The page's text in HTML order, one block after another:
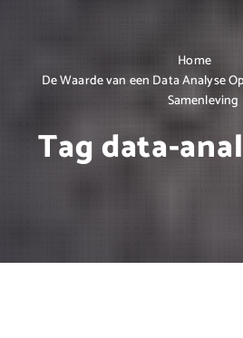
Home
De Waarde van een Data Analyse
Samenleving
Tag data-